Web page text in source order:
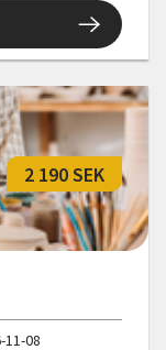
2 190 SEK
11-08